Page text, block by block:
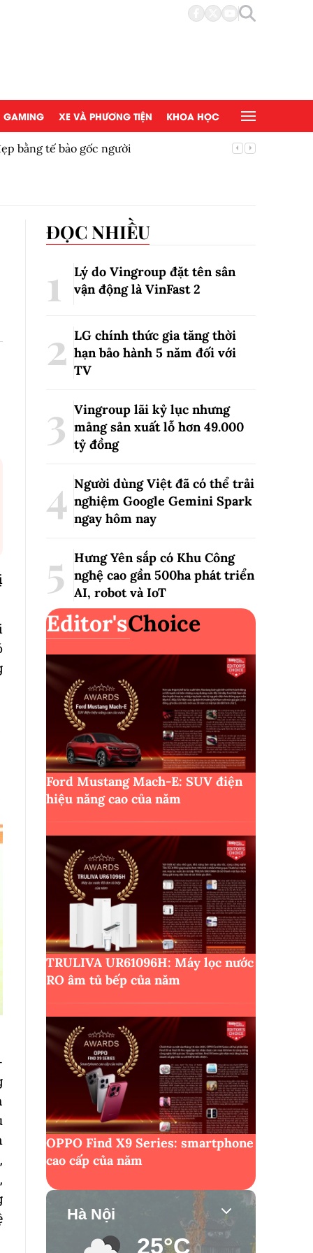
GAMING XE VÀ PHƯƠNG TIỆN KHOA HỌC
bằng tế bào gốc người
ĐỌC NHIỀU
Lý do Vingroup đặt tên sân
vận động là VinFast2
LG chính thức gia tăng thời
hạn bảo hành 5 năm đối với
TV
Vingroup lãi kỷ lục nhưng
mảng sản xuất lỗ hơn 49.000
tỷ đồng
Người dùng Việt đã có thể trải
nghiệm Google Gemini Spark
ngay hôm nay
Hưng Yên sắp có Khu Công
nghệ cao gần 500ha phát triển
AI, robot và IoT
Editor'sChoice
Ford Mustang Mach-E: SUV điện
hiệu năng cao của năm
TRULIVA UR61096H: Máy lọc nước
RO âm tủ bếp của năm
OPPO Find X9 Series: smartphone
cao cấp của năm
Hà Nội
25°C